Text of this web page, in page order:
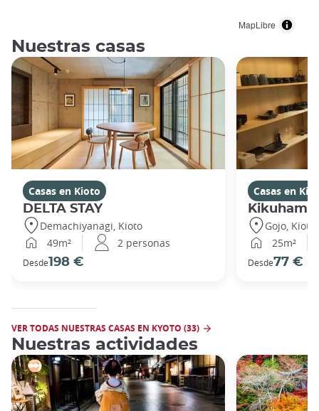
MapLibre
Nuestras casas
Casas en Kioto
DELTA STAY
Demachiyanagi, Kioto
49m²
2 personas
Desde198 €
Casas en
Kikuhama
Gojo, Kioto
25m²
Desde77 €
VER TODAS NUESTRAS CASAS EN KYOTO (33)
Nuestras actividades